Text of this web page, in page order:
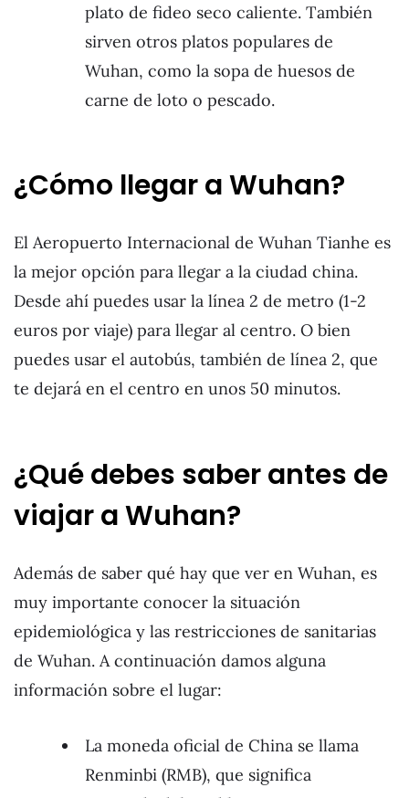
plato de fideo seco caliente. También
sirven otros platos populares de
Wuhan, como la sopa de huesos de
carne de loto o pescado.
¿Cómo llegar a Wuhan?
El Aeropuerto Internacional de Wuhan Tianhe es
la mejor opción para llegar a la ciudad china.
Desde ahí puedes usar la línea 2 de metro (1-2
euros por viaje) para llegar al centro. O bien
puedes usar el autobús, también de línea 2, que
te dejará en el centro en unos 50 minutos.
¿Qué debes saber antes de
viajar a Wuhan?
Además de saber qué hay que ver en Wuhan, es
muy importante conocer la situación
epidemiológica y las restricciones de sanitarias
de Wuhan. A continuación damos alguna
información sobre el lugar:
La moneda oficial de China se llama
Renminbi (RMB), que significa